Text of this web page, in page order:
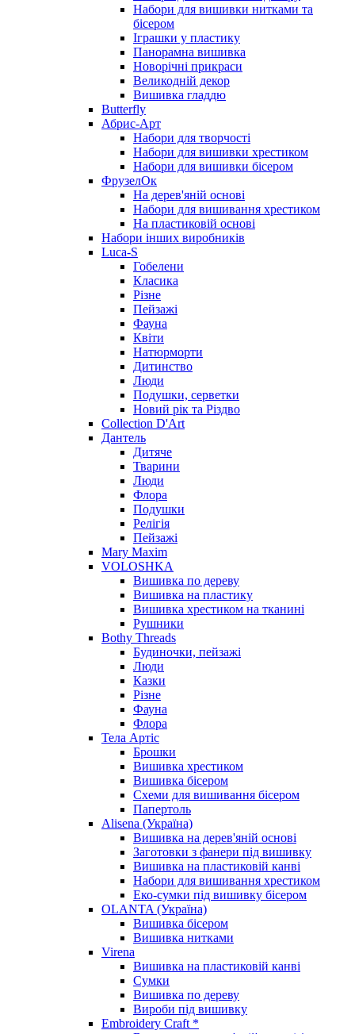
Набори для вишивки нитками та
бісером
Іграшки у пластику
Панорамна вишивка
Новорічні прикраси
Великодній декор
Вишивка гладдю
Butterfly
Абрис-Арт
Набори для творчості
Набори для вишивки хрестиком
Набори для вишивки бісером
ФрузелОк
На дерев'яній основі
Набори для вишивання хрестиком
На пластиковій основі
Набори інших виробників
Luca-S
Гобелени
Класика
Різне
Пейзажі
Фауна
Квіти
Натюрморти
Дитинство
Люди
Подушки, серветки
Новий рік та Різдво
Collection D'Art
Дантель
Дитяче
Тварини
Люди
Флора
Подушки
Релігія
Пейзажі
Mary Maxim
VOLOSHKA
Вишивка по дереву
Вишивка на пластику
Вишивка хрестиком на тканині
Рушники
Bothy Threads
Будиночки, пейзажі
Люди
Казки
Різне
Фауна
Флора
Тела Артіс
Брошки
Вишивка хрестиком
Вишивка бісером
Схеми для вишивання бісером
Папертоль
Alisena (Україна)
Вишивка на дерев'яній основі
Заготовки з фанери під вишивку
Вишивка на пластиковій канві
Набори для вишивання хрестиком
Еко-сумки під вишивку бісером
OLANTA (Україна)
Вишивка бісером
Вишивка нитками
Virena
Вишивка на пластиковій канві
Сумки
Вишивка по дереву
Вироби під вишивку
Embroidery Craft *